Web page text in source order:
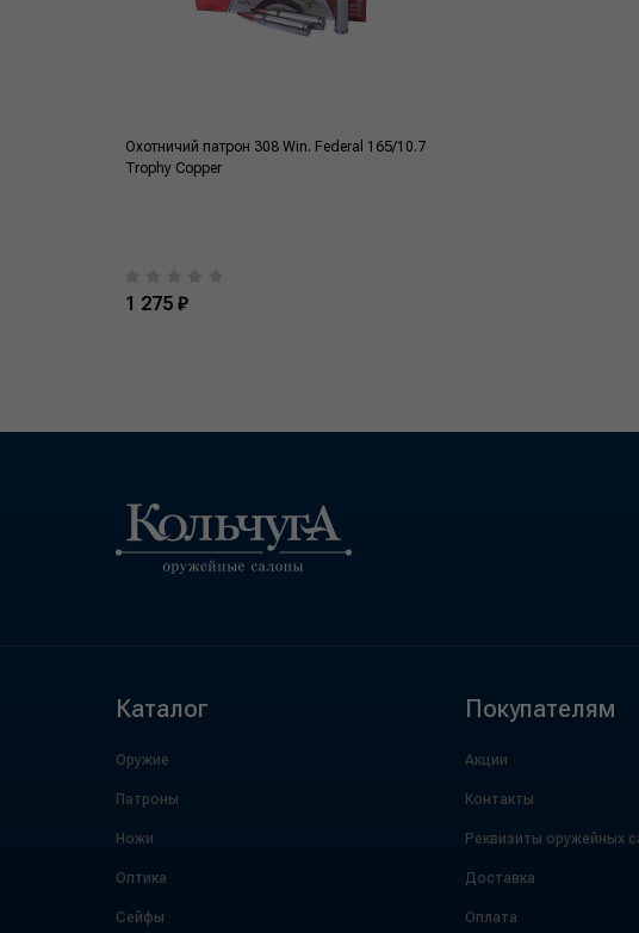
Охотничий патрон 308 Win. Federal 165/10.7
Trophy Copper
1 275 ₽
Каталог
Оружие
Патроны
Ножи
Оптика
Сейфы
Покупателям
Акции
Контакты
Реквизиты оружейных
Доставка
Оплата